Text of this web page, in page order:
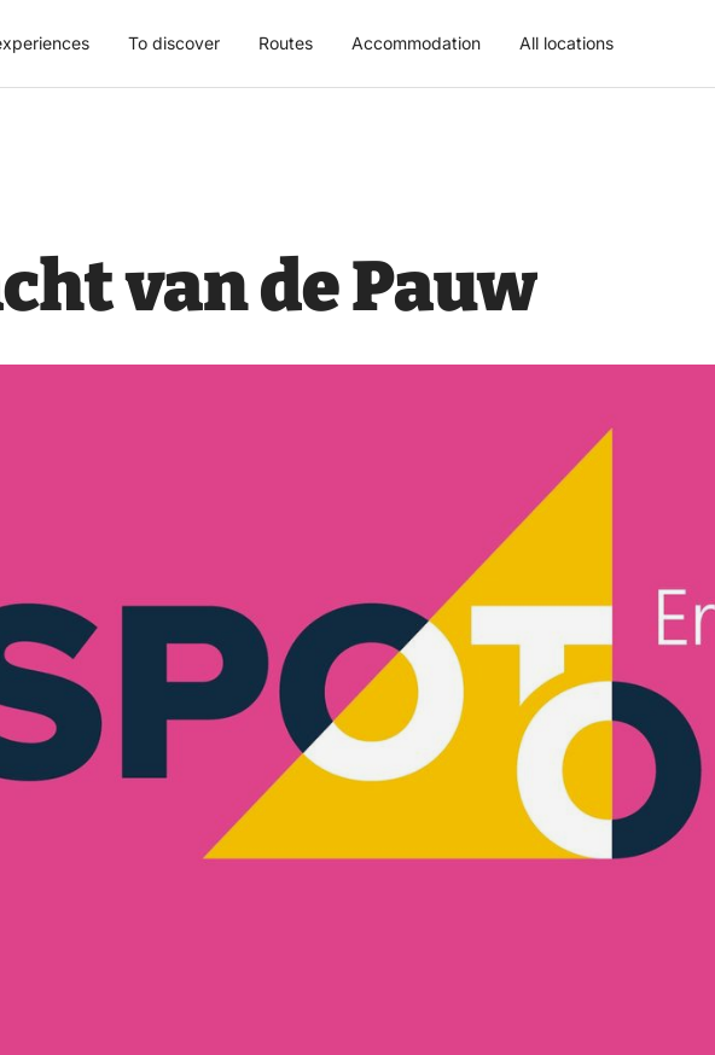
To discover Routes Accommodation All locations
van de Pauw